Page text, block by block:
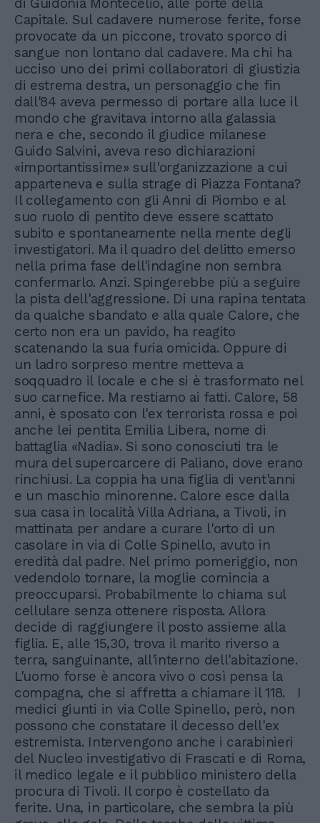
Capitale. Sul cadavere numerose ferite, forse
provocate da un piccone, trovato sporco di
sangue non lontano dal cadavere. Ma chi ha
ucciso uno dei primi collaboratori di giustizia
di estrema destra, un personaggio che fin
dall'84 aveva permesso di portare alla luce il
mondo che gravitava intorno alla galassia
nera e che, secondo il giudice milanese
Guido Salvini, aveva reso dichiarazioni
«importantissime» sull'organizzazione a cui
apparteneva e sulla strage di Piazza Fontana?
Il collegamento con gli Anni di Piombo e al
suo ruolo di pentito deve essere scattato
subito e spontaneamente nella mente degli
investigatori. Ma il quadro del delitto emerso
nella prima fase dell'indagine non sembra
confermarlo. Anzi. Spingerebbe più a seguire
la pista dell'aggressione. Di una rapina tentata
da qualche sbandato e alla quale Calore, che
certo non era un pavido, ha reagito
scatenando la sua furia omicida. Oppure di
un ladro sorpreso mentre metteva a
soqquadro il locale e che si è trasformato nel
suo carnefice. Ma restiamo ai fatti. Calore, 58
anni, è sposato con l'ex terrorista rossa e poi
anche lei pentita Emilia Libera, nome di
battaglia «Nadia». Si sono conosciuti tra le
mura del supercarcere di Paliano, dove erano
rinchiusi. La coppia ha una figlia di vent'anni
e un maschio minorenne. Calore esce dalla
sua casa in località Villa Adriana, a Tivoli, in
mattinata per andare a curare l'orto di un
casolare in via di Colle Spinello, avuto in
eredità dal padre. Nel primo pomeriggio, non
vedendolo tornare, la moglie comincia a
preoccuparsi. Probabilmente lo chiama sul
cellulare senza ottenere risposta. Allora
decide di raggiungere il posto assieme alla
figlia. E, alle 15,30, trova il marito riverso a
terra, sanguinante, all'interno dell'abitazione.
L'uomo forse è ancora vivo o così pensa la
compagna, che si affretta a chiamare il 118. I
medici giunti in via Colle Spinello, però, non
possono che constatare il decesso dell'ex
estremista. Intervengono anche i carabinieri
del Nucleo investigativo di Frascati e di Roma,
il medico legale e il pubblico ministero della
procura di Tivoli. Il corpo è costellato da
ferite. Una, in particolare, che sembra la più